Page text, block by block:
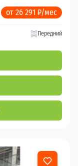
от 26 291 ₽/мес
Передний